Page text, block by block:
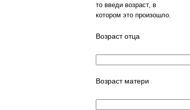
то введи возраст, в
котором это произошло.
Возраст отца
Возраст матери